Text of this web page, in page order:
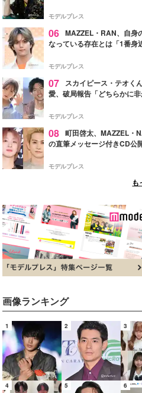
す」【全文】
モデルプレス
06 MAZZEL・RAN、自身
なっている存在とは「1番身
モデルプレス
07
スカイピース・テオく
愛、破局報告「どちらかに
モデルプレス
08 町田啓太、MAZZEL・
の直筆メッセージ付きCD公
モデルプレス
も
画像ランキング
1 2 3
4 5 6